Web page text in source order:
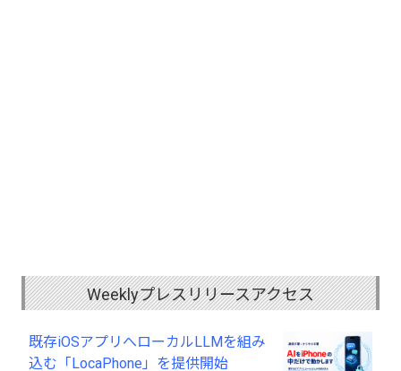
Weeklyプレスリリースアクセス
既存iOSアプリへローカルLLMを組み
込む「LocaPhone」を提供開始